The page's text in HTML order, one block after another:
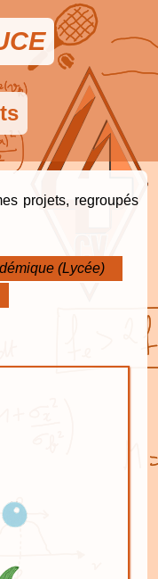
projets, regroupés
(Lycée)